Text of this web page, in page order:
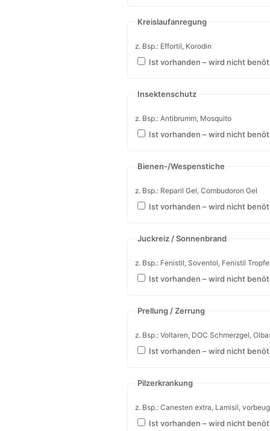
Blasenentzündung
z. Bsp.: Cystinol akut, Canephron,
Ist vorhanden – wird nicht
Allergien / Heuschnupfen
z. Bsp.: Cetirizin, Lorano, Livocab
Ist vorhanden – wird nicht
Kreislaufanregung
z. Bsp.: Effortil, Korodin
Ist vorhanden – wird nicht
Insektenschutz
z. Bsp.: Antibrumm, Mosquito
Ist vorhanden – wird nicht
Bienen-/Wespenstiche
z. Bsp.: Reparil Gel, Combudoron Gel
Ist vorhanden – wird nicht
Juckreiz / Sonnenbrand
z. Bsp.: Fenistil, Soventol, Fenistil
Ist vorhanden – wird nicht